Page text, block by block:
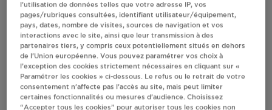
S'Y RENDRE
AFFICHER LE TÉLÉPHONE
RECEVOIR LES COORDONNÉES DU REVENDEUR
l’utilisation de données telles que votre adresse IP, vos
pages/rubriques consultées, identifiant utilisateur/équipement,
pays, dates, nombre de visites, sources de navigation et vos
interactions avec le site, ainsi que leur transmission à des
partenaires tiers, y compris ceux potentiellement situés en dehors
de l’Union européenne. Vous pouvez paramétrer vos choix à
l’exception des cookies strictement nécessaires en cliquant sur «
Paramétrer les cookies » ci-dessous. Le refus ou le retrait de votre
consentement n’affecte pas l’accès au site, mais peut limiter
certaines fonctionnalités ou mesures d’audience. Choisissez
“Accepter tous les cookies” pour autoriser tous les cookies non